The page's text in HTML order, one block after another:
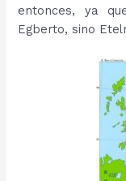
entonces, ya
Egberto, sino